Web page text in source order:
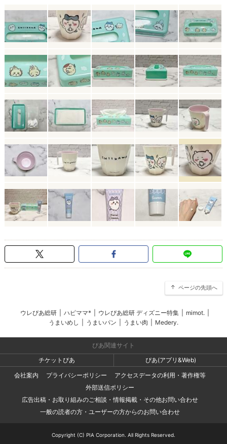
ページの先頭へ
ウレぴあ総研 ハピママ* ウレぴあ総研 ディズニー特集 mimot.
うまいめし
うまいパン うまい肉 Medery.
ぴあ関連サイト
チケットぴあ
ぴあ(アプリ&Web)
会社案内
プライバシーポリシー
アクセスデータの利用・著作権等
外部送信ポリシー
広告出稿・お取り組みのご相談・情報掲載・その他お問い合わせ
一般の読者の方・ユーザーの方からのお問い合わせ
Copyright (C) PIA Corporation. All Rights Reserved.